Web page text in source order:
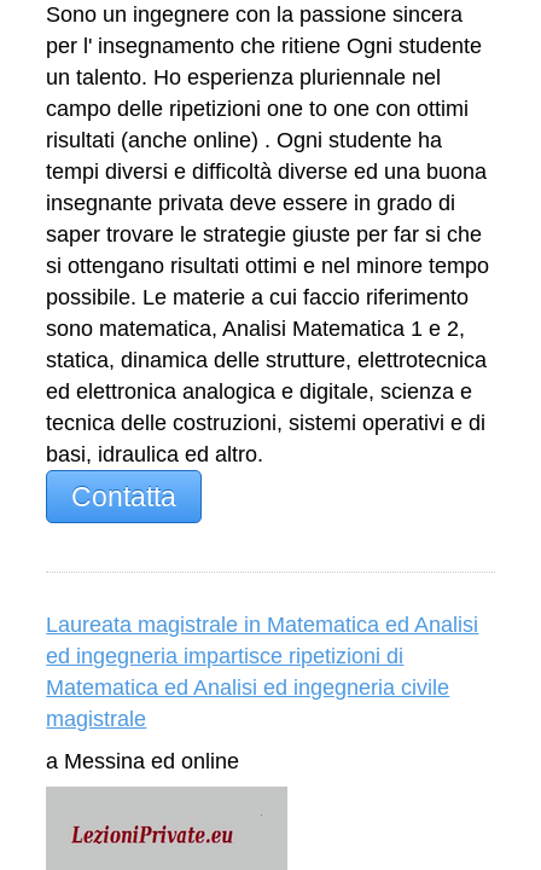
Sono un ingegnere con la passione sincera
per l' insegnamento che ritiene Ogni studente
un talento. Ho esperienza pluriennale nel
campo delle ripetizioni one to one con ottimi
risultati (anche online) . Ogni studente ha
tempi diversi e difficoltà diverse ed una buona
insegnante privata deve essere in grado di
saper trovare le strategie giuste per far si che
si ottengano risultati ottimi e nel minore tempo
possibile. Le materie a cui faccio riferimento
sono matematica, Analisi Matematica 1 e 2,
statica, dinamica delle strutture, elettrotecnica
ed elettronica analogica e digitale, scienza e
tecnica delle costruzioni, sistemi operativi e di
basi, idraulica ed altro.
Contatta
Laureata magistrale in Matematica ed Analisi
ed ingegneria impartisce ripetizioni di
Matematica ed Analisi ed ingegneria civile
magistrale
a Messina ed online